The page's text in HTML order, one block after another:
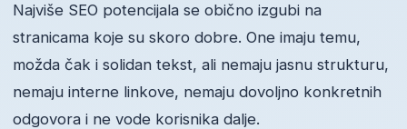
Najviše SEO potencijala se obično izgubi na
stranicama koje su skoro dobre. One imaju temu,
možda čak i solidan tekst, ali nemaju jasnu strukturu,
nemaju interne linkove, nemaju dovoljno konkretnih
odgovora i ne vode korisnika dalje.